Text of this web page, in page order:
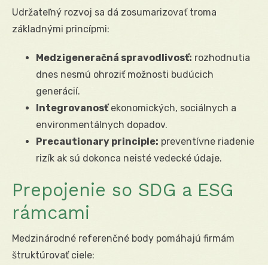
Udržateľný rozvoj sa dá zosumarizovať troma
základnými princípmi:
Medzigeneračná spravodlivosť: rozhodnutia
dnes nesmú ohroziť možnosti budúcich
generácií.
Integrovanosťekonomických, sociálnych a
environmentálnych dopadov.
Precautionary principle: preventívne riadenie
rizík ak sú dokonca neisté vedecké údaje.
Prepojenie so SDG a ESG
rámcami
Medzinárodné referenčné body pomáhajú firmám
štruktúrovať ciele: